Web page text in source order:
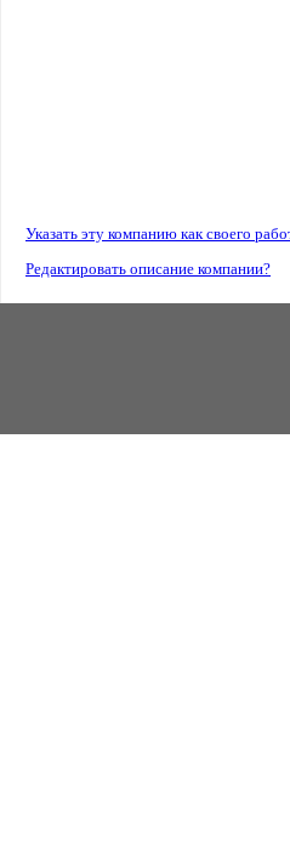
Указать эту компанию как своего
Редактировать описание компании?